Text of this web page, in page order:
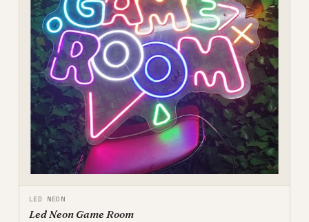
LED NEON
Led Neon Game Room